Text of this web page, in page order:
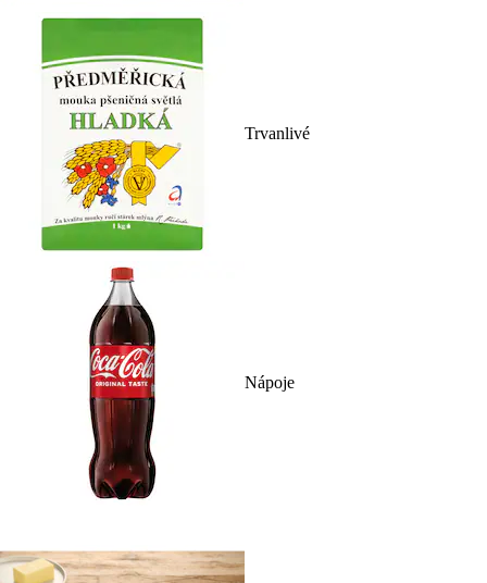
Trvanlivé
Nápoje